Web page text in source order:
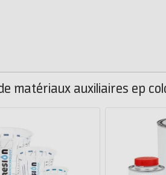
matériaux auxiliaires ep